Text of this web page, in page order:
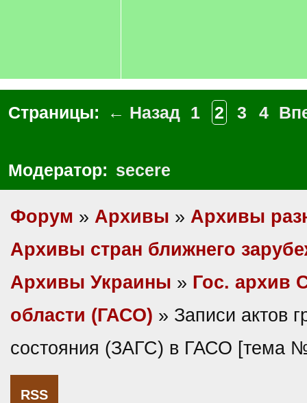
Страницы: ← Назад 1 2 3 4
Модератор: secere
Форум » Архивы » Архивы
Архивы стран ближнего
Архивы Украины » Гос. архив
области (ГАСО) » Записи актов
состояния (ЗАГС) в ГАСО [тема
RSS